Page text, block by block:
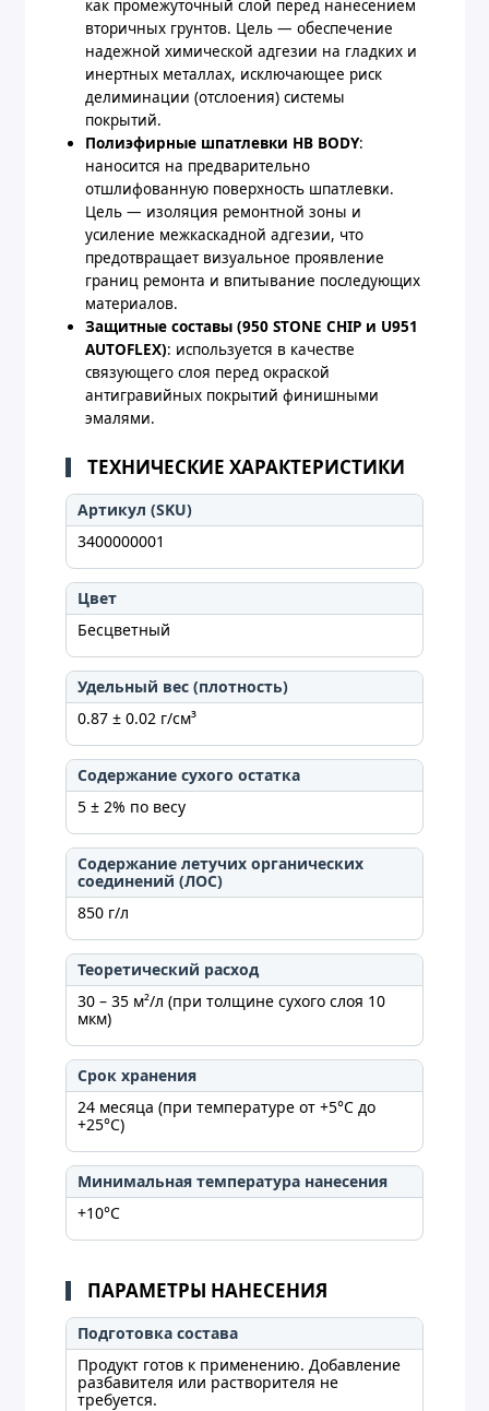
как промежуточный слой перед нанесением
вторичных грунтов. Цель — обеспечение
надежной химической адгезии на гладких и
инертных металлах, исключающее риск
делиминации (отслоения) системы
покрытий.
Полиэфирные шпатлевки HB BODY:
наносится на предварительно
отшлифованную поверхность шпатлевки.
Цель — изоляция ремонтной зоны и
усиление межкаскадной адгезии, что
предотвращает визуальное проявление
границ ремонта и впитывание последующих
материалов.
Защитные составы (950 STONE CHIP и U951
AUTOFLEX): используется в качестве
связующего слоя перед окраской
антигравийных покрытий финишными
эмалями.
ТЕХНИЧЕСКИЕ ХАРАКТЕРИСТИКИ
Артикул (SKU)
3400000001
Цвет
Бесцветный
Удельный вес (плотность)
0.87 ± 0.02 г/см³
Содержание сухого остатка
5 ± 2% по весу
Содержание летучих органических
соединений (ЛОС)
850 г/л
Теоретический расход
30 – 35 м²/л (при толщине сухого слоя 10
мкм)
Срок хранения
24 месяца (при температуре от +5°C до
+25°C)
Минимальная температура нанесения
+10°C
ПАРАМЕТРЫ НАНЕСЕНИЯ
Подготовка состава
Продукт готов к применению. Добавление
разбавителя или растворителя не
требуется.